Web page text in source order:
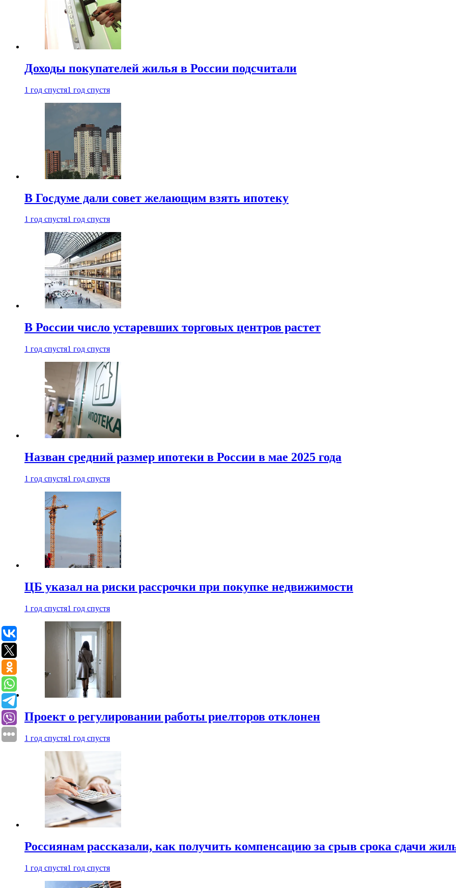
Доходы покупателей жилья в России подсчитали
1 год спустя1 год спустя
В Госдуме дали совет желающим взять ипотеку
1 год спустя1 год спустя
В России число устаревших торговых центров растет
1 год спустя1 год спустя
Назван средний размер ипотеки в России в мае 2025 года
1 год спустя1 год спустя
ЦБ указал на риски рассрочки при покупке недвижимости
1 год спустя1 год спустя
Проект о регулировании работы риелторов отклонен
1 год спустя1 год спустя
Россиянам рассказали, как получить компенсацию за срыв срока сдачи
1 год спустя1 год спустя